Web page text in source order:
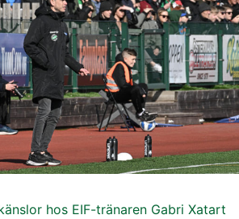
hos EIF-tränaren Gabri Xatart